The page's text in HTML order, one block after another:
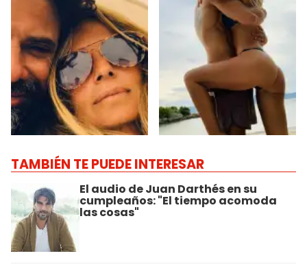
TAMBIÉN TE PUEDE INTERESAR
El audio de Juan Darthés en su
cumpleaños: "El tiempo acomoda
las cosas"